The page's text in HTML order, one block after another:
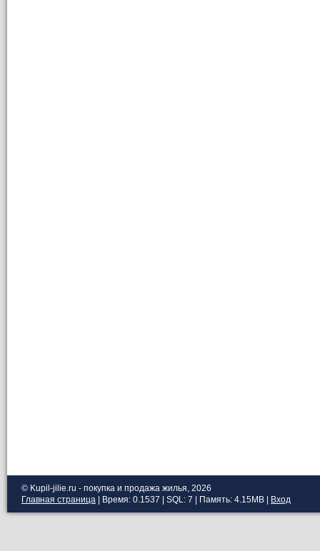
© Kupil-jilie.ru - покупка и продажа жилья, 2026
Главная страница | Время: 0.1537 | SQL: 7 | Память: 4.15MB Вход